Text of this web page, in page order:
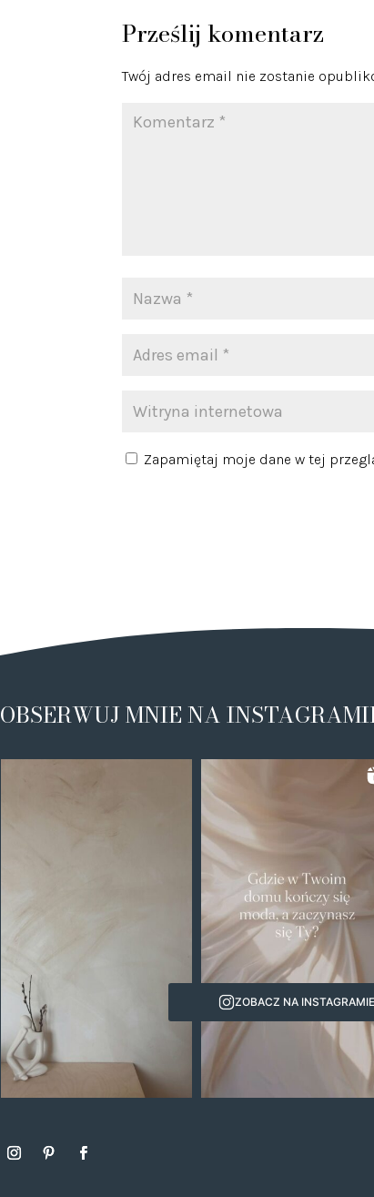
Prześlij komentarz
Twój adres email nie zostanie
Zapamiętaj moje dane w tej
OBSERWUJ MNIE NA
ZOBACZ NA INSTAGRAMIE